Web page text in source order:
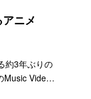
リ婚連続殺
ニメ
約3年ぶりの
Music Video